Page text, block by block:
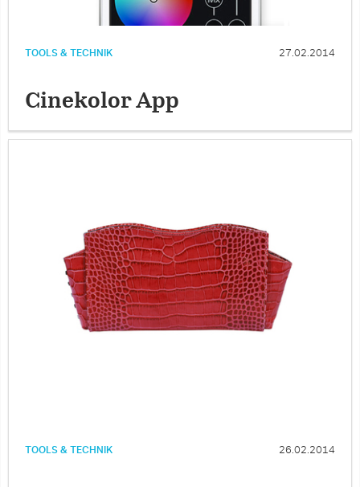
TOOLS & TECHNIK 27.02.2014
Cinekolor App
TOOLS & TECHNIK 26.02.2014